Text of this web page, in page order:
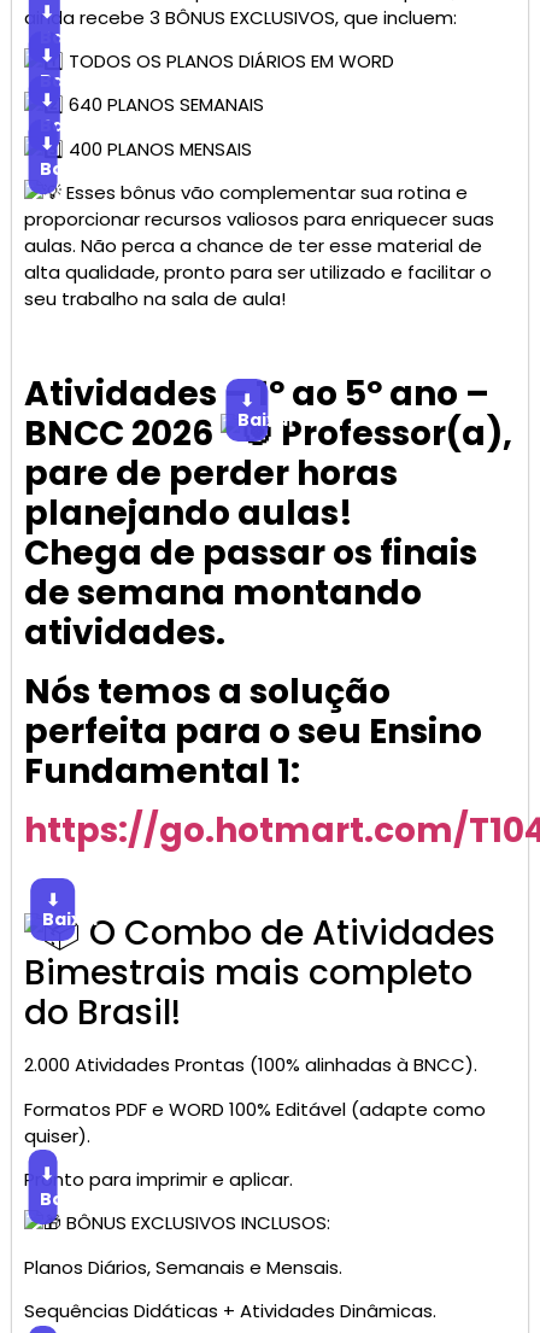
ainda recebe 3 BÔNUS EXCLUSIVOS, que incluem:
⬇
Baixar
TODOS OS PLANOS DIÁRIOS EM WORD
⬇
Baixar
640 PLANOS SEMANAIS
⬇
Baixar
400 PLANOS MENSAIS
⬇
Baixar
Esses bônus vão complementar sua rotina e
proporcionar recursos valiosos para enriquecer suas
aulas. Não perca a chance de ter esse material de
alta qualidade, pronto para ser utilizado e facilitar o
seu trabalho na sala de aula!
Atividades – 1º ao 5º ano –
BNCC 2026
⬇
BaixarProfessor(a),
pare de perder horas
planejando aulas!
Chega de passar os finais
de semana montando
atividades.
Nós temos a solução
perfeita para o seu Ensino
Fundamental 1:
https://go.hotmart.com/
⬇
BaixarO Combo de Atividades
Bimestrais mais completo
do Brasil!
2.000 Atividades Prontas (100% alinhadas à BNCC).
Formatos PDF e WORD 100% Editável (adapte como
quiser).
Pronto para imprimir e aplicar.
⬇
Baixar
BÔNUS EXCLUSIVOS INCLUSOS:
Planos Diários, Semanais e Mensais.
Sequências Didáticas + Atividades Dinâmicas.